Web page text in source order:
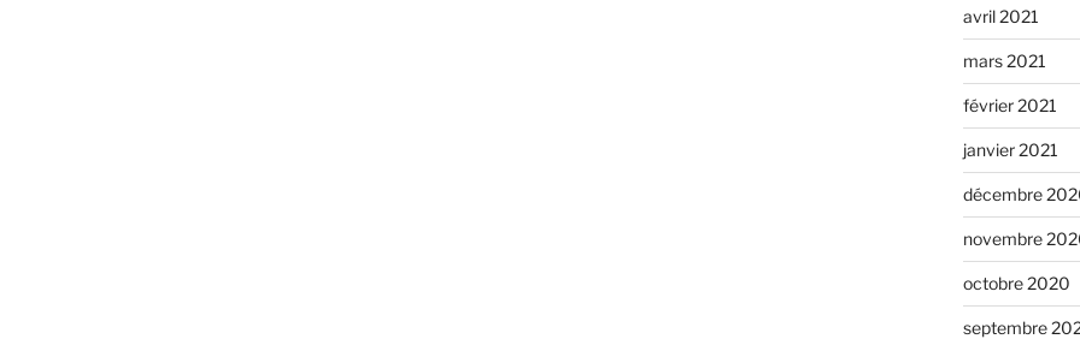
avril 2021
mars 2021
février 2021
janvier 2021
décembre
novembre
octobre 2020
septembre